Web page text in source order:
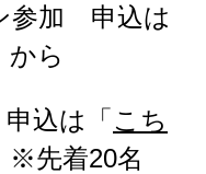
参加　申込は
から
込は「こち
※先着20名